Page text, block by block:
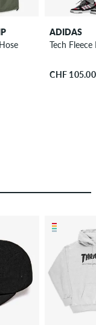
ADIDAS
Tech Fleece
CHF 105.00